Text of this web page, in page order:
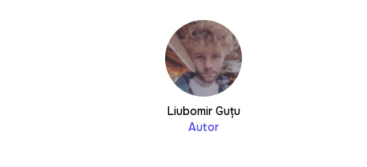
Liubomir Guțu
Autor